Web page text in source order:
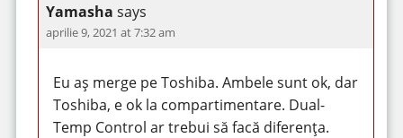
Yamasha says
aprilie 9, 2021 at 7:32 am
Eu aș merge pe Toshiba. Ambele sunt ok, dar
Toshiba, e ok la compartimentare. Dual-
Temp Control ar trebui să facă diferența.